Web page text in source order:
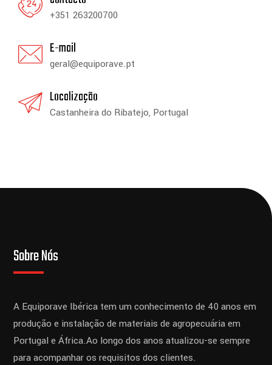
+351 263200700
E-mail
geral@equiporave.pt
Localização
Castanheira do Ribatejo, Portugal
Sobre Nós
A Equiporave Ibérica tem um conhecimento de 40 anos em
produção e instalação de materiais de agropecuária em
Portugal e África.Ao longo dos anos atualizou-se sempre
para acompanhar os requisitos dos clientes.